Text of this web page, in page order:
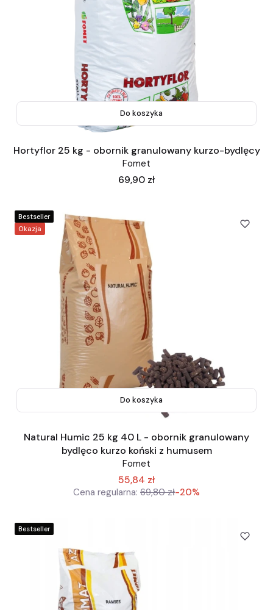
Do koszyka
Hortyflor 25 kg - obornik granulowany kurzo-bydlęcy
Fomet
Cena
69,90 zł
Okazja
Bestseller
Do koszyka
Natural Humic 25 kg 40 L - obornik granulowany
bydlęco kurzo koński z humusem
Fomet
55,84 zł
Cena regularna: 69,80 zł-20%
Bestseller